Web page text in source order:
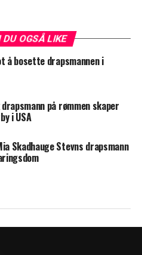
OGSÅ LIKE
å bosette drapsmannen i
på rømmen skaper
i USA
Skadhauge Stevns drapsmann